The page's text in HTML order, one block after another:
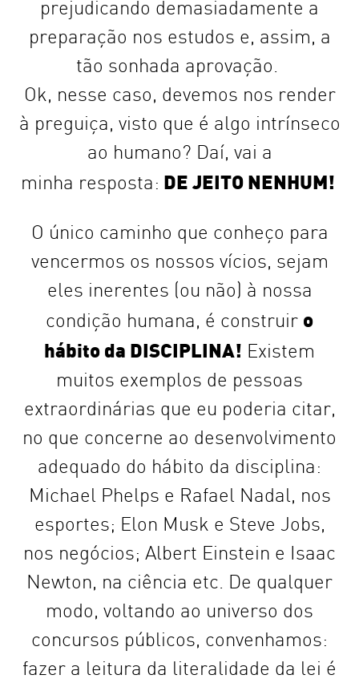
prejudicando demasiadamente a
preparação nos estudos e, assim, a
tão sonhada aprovação.
Ok, nesse caso, devemos nos render
à preguiça, visto que é algo intrínseco
ao humano? Daí, vai a
minha resposta: DE JEITO NENHUM!
O único caminho que conheço para
vencermos os nossos vícios, sejam
eles inerentes (ou não) à nossa
condição humana, é construir o
hábito da DISCIPLINA! Existem
muitos exemplos de pessoas
extraordinárias que eu poderia citar,
no que concerne ao desenvolvimento
adequado do hábito da disciplina:
Michael Phelps e Rafael Nadal, nos
esportes; Elon Musk e Steve Jobs,
nos negócios; Albert Einstein e Isaac
Newton, na ciência etc. De qualquer
modo, voltando ao universo dos
concursos públicos, convenhamos:
fazer a leitura da literalidade da lei é